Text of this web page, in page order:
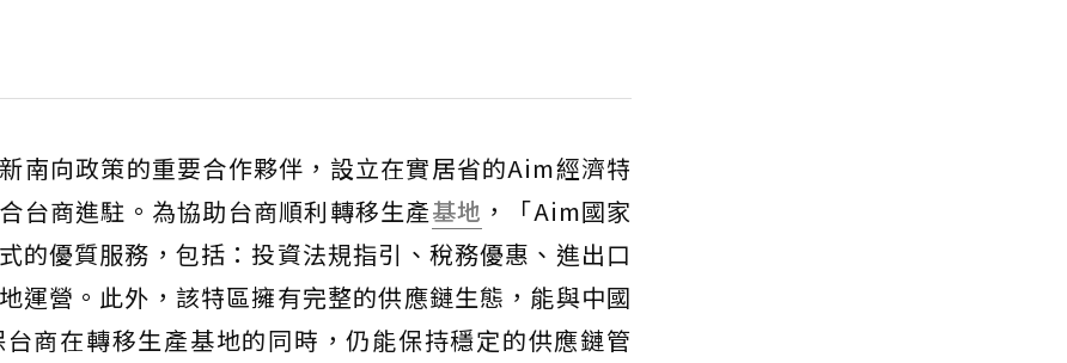
南向政策的重要合作夥伴，設立在實居省的Aim經濟特
台商進駐。為協助台商順利轉移生產基地 ，「Aim國家
的優質服務，包括：投資法規指引、稅務優惠、進出口
運營。此外，該特區擁有完整的供應鏈生態，能與中國
商在轉移生產基地的同時，仍能保持穩定的供應鏈管